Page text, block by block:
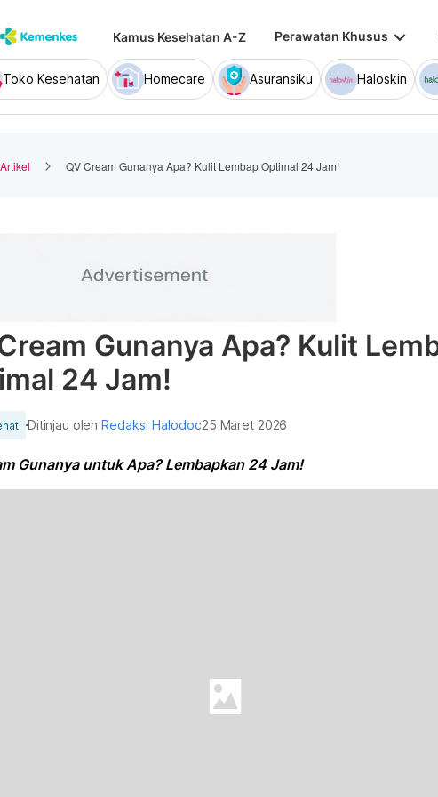
Kamus Kesehatan A-Z Perawatan Khusus keyboard_arrow_down
Toko Kesehatan Homecare Asuransiku Haloskin
Artikel QV Cream Gunanya Apa? Kulit Lembap Optimal 24 Jam!
Gunanya Apa? Kulit
24 Jam!
Ditinjau olehRedaksi Halodoc25 Maret 2026
Gunanya untuk Apa? Lembapkan 24 Jam!